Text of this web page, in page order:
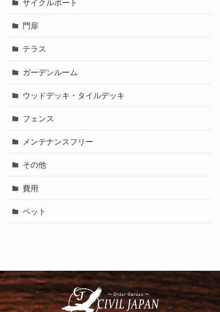
サイクルポート
門扉
テラス
ガーデンルーム
ウッドデッキ・タイルデッキ
フェンス
メンテナンスフリー
その他
費用
ペット